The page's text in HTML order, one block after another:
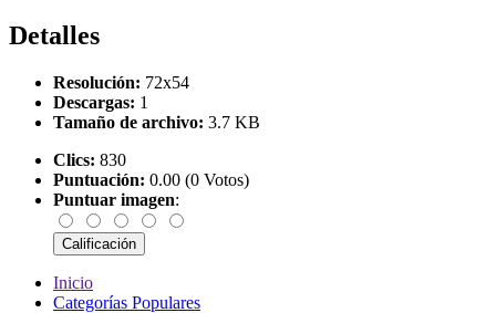
Detalles
Resolución: 72x54
Descargas: 1
Tamaño de archivo: 3.7 KB
Clics: 830
Puntuación: 0.00 (0 Votos)
Puntuar imagen:
Inicio
Categorías Populares